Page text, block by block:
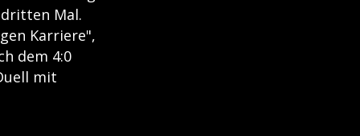
Mal.
Karriere",
dem 4:0
mit